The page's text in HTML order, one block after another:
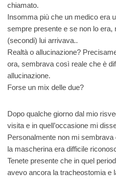
chiamato.
Insomma più che un medico era
sempre presente e se non lo era,
(secondi) lui arrivava..
Realtà o allucinazione?
ora, sembrava così reale che è
allucinazione.
Forse un mix delle due?
Dopo qualche giorno dal mio
visita e in quell’occasione mi
Personalmente non mi
la mascherina era difficile
Tenete presente che in quel
avevo ancora la tracheostomia e